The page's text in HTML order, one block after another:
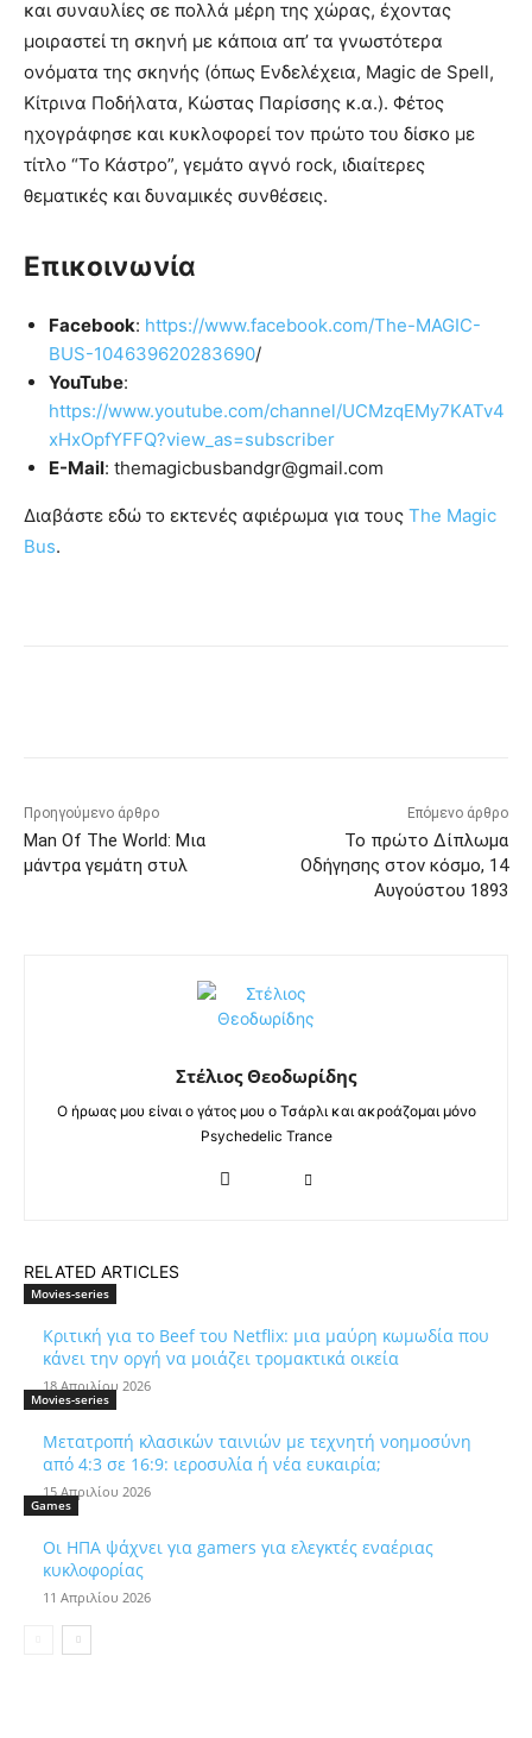
και συναυλίες σε πολλά μέρη της χώρας, έχοντας
μοιραστεί τη σκηνή με κάποια απ’ τα γνωστότερα
ονόματα της σκηνής (όπως Ενδελέχεια, Magic de Spell,
Κίτρινα Ποδήλατα, Κώστας Παρίσσης κ.α.). Φέτος
ηχογράφησε και κυκλοφορεί τον πρώτο του δίσκο με
τίτλο “Το Κάστρο”, γεμάτο αγνό rock, ιδιαίτερες
θεματικές και δυναμικές συνθέσεις.
Επικοινωνία
Facebook: https://www.facebook.com/The-MAGIC-
BUS-104639620283690/
YouTube:
https://www.youtube.com/channel/UCMzqEMy7KATv4
xHxOpfYFFQ?view_as=subscriber
E-Mail: themagicbusbandgr@gmail.com
Διαβάστε εδώ το εκτενές αφιέρωμα για τους The Magic
Bus.
Προηγούμενο άρθρο
Man Of The World: Μια
μάντρα γεμάτη στυλ
Επόμενο άρθρο
Το πρώτο Δίπλωμα
Οδήγησης στον κόσμο, 14
Αυγούστου 1893
Στέλιος Θεοδωρίδης
Ο ήρωας μου είναι ο γάτος μου ο Τσάρλι και ακροάζομαι μόνο
Psychedelic Trance
RELATED ARTICLES
Movies-series
Κριτική για το Beef του Netflix: μια μαύρη κωμωδία που
κάνει την οργή να μοιάζει τρομακτικά οικεία
18 Απριλίου 2026
Movies-series
Μετατροπή κλασικών ταινιών με τεχνητή νοημοσύνη
από 4:3 σε 16:9: ιεροσυλία ή νέα ευκαιρία;
15 Απριλίου 2026
Games
Οι ΗΠΑ ψάχνει για gamers για ελεγκτές εναέριας
κυκλοφορίας
11 Απριλίου 2026